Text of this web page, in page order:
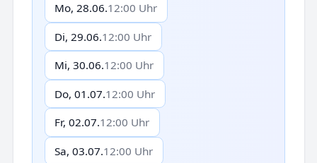
Mo, 28.06.12:00 Uhr
Di, 29.06.12:00 Uhr
Mi, 30.06.12:00 Uhr
Do, 01.07.12:00 Uhr
Fr, 02.07.12:00 Uhr
Sa, 03.07.12:00 Uhr